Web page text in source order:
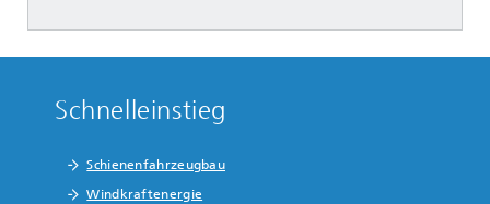
Schnelleinstieg
Schienenfahrzeugbau
Windkraftenergie